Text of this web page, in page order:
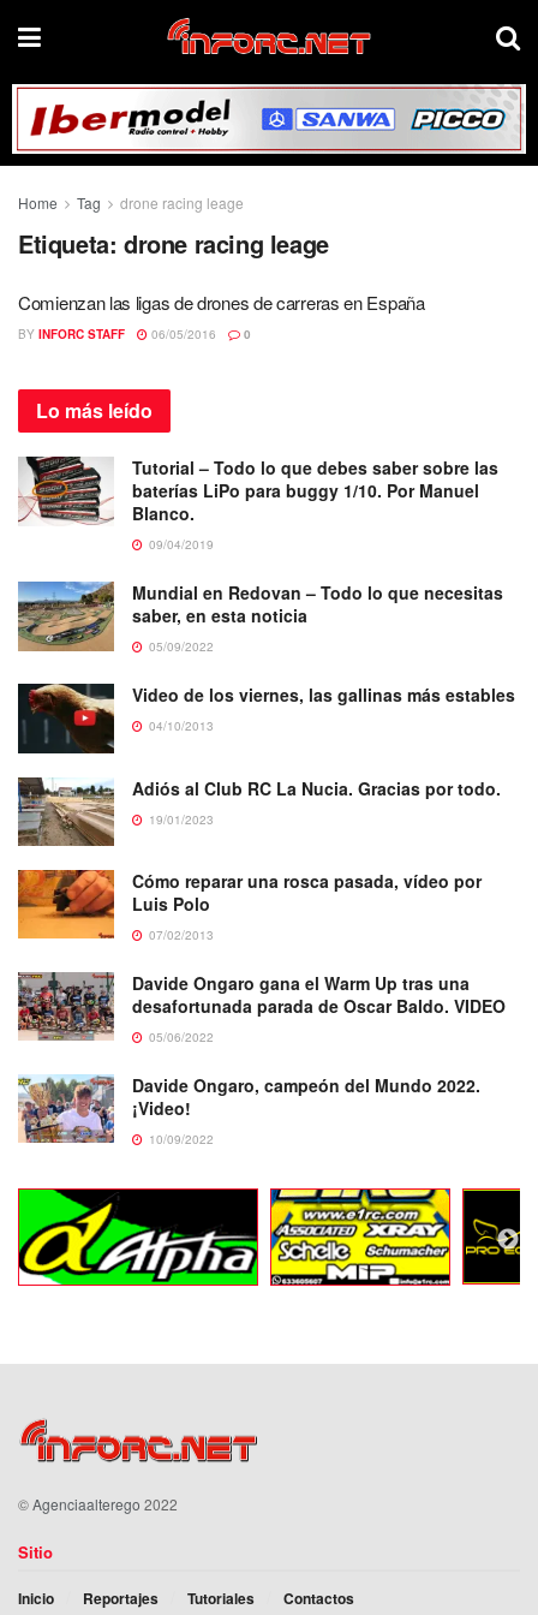
Home Tag drone racing leage
Etiqueta: drone racing leage
Comienzan las ligas de drones de carreras en España
BY INFORC STAFF 06/05/2016 0
Lo más leído
Tutorial – Todo lo que debes saber sobre las
baterías LiPo para buggy 1/10. Por Manuel
Blanco.
09/04/2019
Mundial en Redovan – Todo lo que necesitas
saber, en esta noticia
05/09/2022
Video de los viernes, las gallinas más estables
04/10/2013
Adiós al Club RC La Nucia. Gracias por todo.
19/01/2023
Cómo reparar una rosca pasada, vídeo por
Luis Polo
07/02/2013
Davide Ongaro gana el Warm Up tras una
desafortunada parada de Oscar Baldo. VIDEO
05/06/2022
Davide Ongaro, campeón del Mundo 2022.
¡Video!
10/09/2022
©Agenciaalterego 2022
Sitio
Inicio Reportajes Tutoriales Contactos